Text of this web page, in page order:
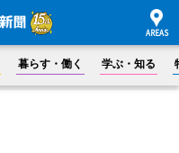
暮らす・働く 学ぶ・知る